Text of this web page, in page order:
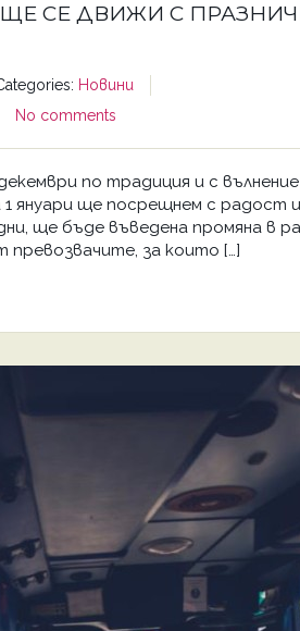
СЕ ДВИЖИ С
Новини
No comments
по традиция и с
януари ще посрещнем с радост
ще бъде въведена промяна в
за които […]